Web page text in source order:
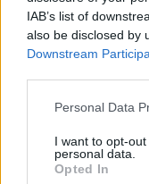
IAB’s list of
also be disclosed by
Downstream
Personal Data
I want to opt-
personal data.
Opted In
Рускиот лидер
двете земји